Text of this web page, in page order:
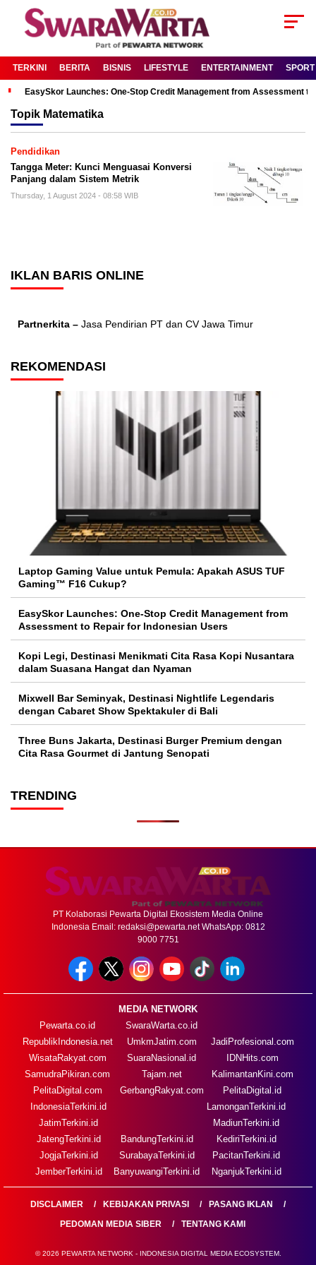
TERKINI BERITA BISNIS LIFESTYLE ENTERTAINMENT SPORT
EasySkor Launches: One-Stop Credit Management from Assessment
Topik Matematika
Pendidikan
Tangga Meter: Kunci Menguasai Konversi
Panjang dalam Sistem Metrik
Thursday, 1 August 2024 - 08:58 WIB
IKLAN BARIS ONLINE
Partnerkita – Jasa Pendirian PT dan CV Jawa Timur
REKOMENDASI
Laptop Gaming Value untuk Pemula: Apakah ASUS TUF
Gaming™ F16 Cukup?
EasySkor Launches: One-Stop Credit Management from
Assessment to Repair for Indonesian Users
Kopi Legi, Destinasi Menikmati Cita Rasa Kopi Nusantara
dalam Suasana Hangat dan Nyaman
Mixwell Bar Seminyak, Destinasi Nightlife Legendaris
dengan Cabaret Show Spektakuler di Bali
Three Buns Jakarta, Destinasi Burger Premium dengan
Cita Rasa Gourmet di Jantung Senopati
TRENDING
PT Kolaborasi Pewarta Digital Ekosistem Media Online
Indonesia Email: redaksi@pewarta.netWhatsApp: 0812
9000 7751
MEDIA NETWORK
Pewarta.co.id
RepublikIndonesia.net
WisataRakyat.com
SamudraPikiran.com
PelitaDigital.com
SwaraWarta.co.id
UmkmJatim.com
SuaraNasional.id
Tajam.net
GerbangRakyat.com
JadiProfesional.com
IDNHits.com
KalimantanKini.com
PelitaDigital.id
IndonesiaTerkini.id
JatimTerkini.id
JatengTerkini.id
JogjaTerkini.id
JemberTerkini.id
BandungTerkini.id
SurabayaTerkini.id
BanyuwangiTerkini.id
LamonganTerkini.id
MadiunTerkini.id
KediriTerkini.id
PacitanTerkini.id
NganjukTerkini.id
DISCLAIMER KEBIJAKAN PRIVASI
PASANG IKLAN
PEDOMAN MEDIA SIBER
TENTANG KAMI
© 2026 PEWARTA NETWORK - INDONESIA DIGITAL MEDIA ECOSYSTEM.